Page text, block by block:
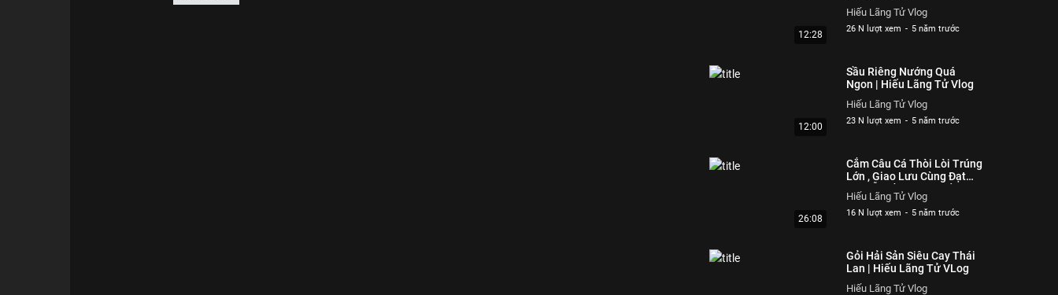
12:28
Hiếu Lãng Tử Vlog
26 N lượt xem - 5 năm trước
12:00
Sầu Riêng Nướng Quá
Ngon | Hiếu Lãng Tử Vlog
Hiếu Lãng Tử Vlog
23 N lượt xem - 5 năm trước
26:08
Cắm Câu Cá Thòi Lòi Trúng
Lớn , Giao Lưu Cùng Đạt
Nguyễn Cần Giờ | Hiếu
Lãng Tử Vlog
Hiếu Lãng Tử Vlog
16 N lượt xem - 5 năm trước
Gỏi Hải Sản Siêu Cay Thái
Lan | Hiếu Lãng Tử VLog
Hiếu Lãng Tử Vlog